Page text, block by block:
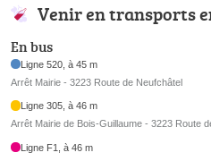
Venir en transports
En bus
Ligne 520, à 45 m
Arrêt Mairie - 3223 Route de Neufchâtel
Ligne 305, à 46 m
Arrêt Mairie de Bois-Guillaume - 3223 Route
Ligne F1, à 46 m